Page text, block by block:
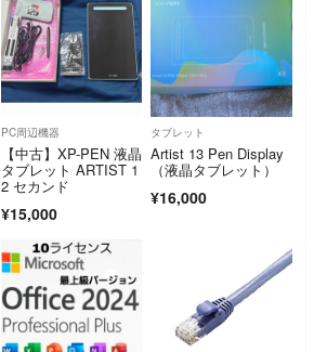
PC周辺機器
【中古】XP-PEN 液晶
タブレット ARTIST 1
2 セカンド
¥15,000
タブレット
Artist 13 Pen Display
（液晶タブレット）
¥16,000